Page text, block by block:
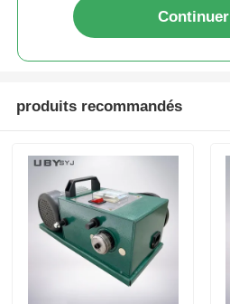
Continuer
produits recommandés